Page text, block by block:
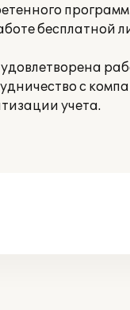
бесплатной
с
учета.